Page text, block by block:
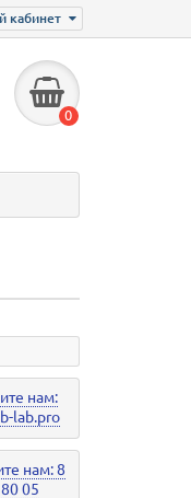
кабинет
0
нам:
lab.pro
нам: 8
05